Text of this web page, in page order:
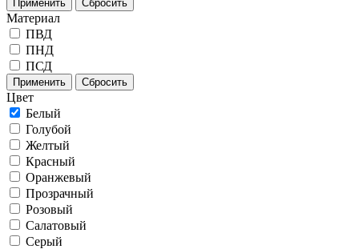
Применить Сбросить
Материал
ПВД
ПНД
ПСД
Применить Сбросить
Цвет
Белый
Голубой
Желтый
Красный
Оранжевый
Прозрачный
Розовый
Салатовый
Серый